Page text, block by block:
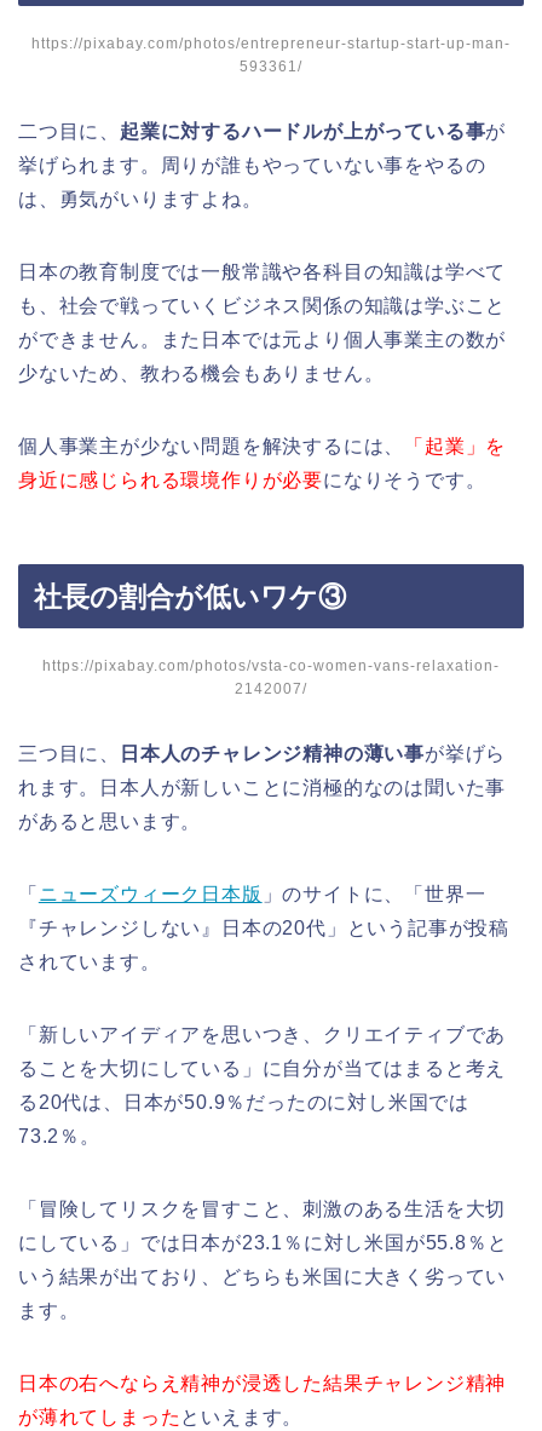
https://pixabay.com/photos/entrepreneur-startup-start-up-man-
593361/
二つ目に、 起業に対するハードルが上がっている事が
挙げられます。周りが誰もやっていない事をやるの
は、勇気がいりますよね。
日本の教育制度では一般常識や各科目の知識は学べて
も、社会で戦っていくビジネス関係の知識は学ぶこと
ができません。また日本では元より個人事業主の数が
少ないため、教わる機会もありません。
個人事業主が少ない問題を解決するには、
「起業」を
身近に感じられる環境作りが必要になりそうです。
社長の割合が低いワケ③
https://pixabay.com/photos/vsta-co-women-vans-relaxation-
2142007/
三つ目に、 日本人のチャレンジ精神の薄い事が挙げら
れます。日本人が新しいことに消極的なのは聞いた事
があると思います。
「 ニューズウィーク日本版 」のサイトに、「世界一
『チャレンジしない』日本の20代」という記事が投稿
されています。
「新しいアイディアを思いつき、クリエイティブであ
ることを大切にしている」に自分が当てはまると考え
る20代は、日本が50.9％だったのに対し米国では
73.2％。
「冒険してリスクを冒すこと、刺激のある生活を大切
にしている」では日本が23.1％に対し米国が55.8％と
いう結果が出ており、どちらも米国に大きく劣ってい
ます。
日本の右へならえ精神が浸透した結果チャレンジ精神
が薄れてしまった といえます。